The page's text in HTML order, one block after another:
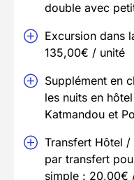
double avec
Excursion dans
135,00€ / unité
Supplément en
les nuits en
Katmandou et
Transfert Hôtel
par transfert
simple : 20,00€